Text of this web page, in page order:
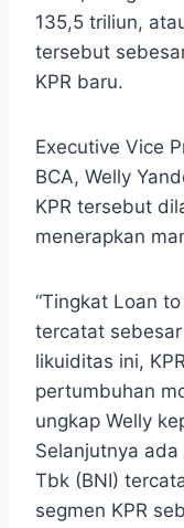
135,5 triliun,
tersebut
KPR baru.
Executive Vice
BCA, Welly
KPR tersebut
menerapkan
“Tingkat Loan
tercatat
likuiditas ini,
pertumbuhan
ungkap Welly
Selanjutnya ada
Tbk (BNI)
segmen KPR